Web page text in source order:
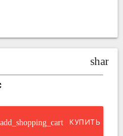
share
add_shopping_cart КУПИТЬ